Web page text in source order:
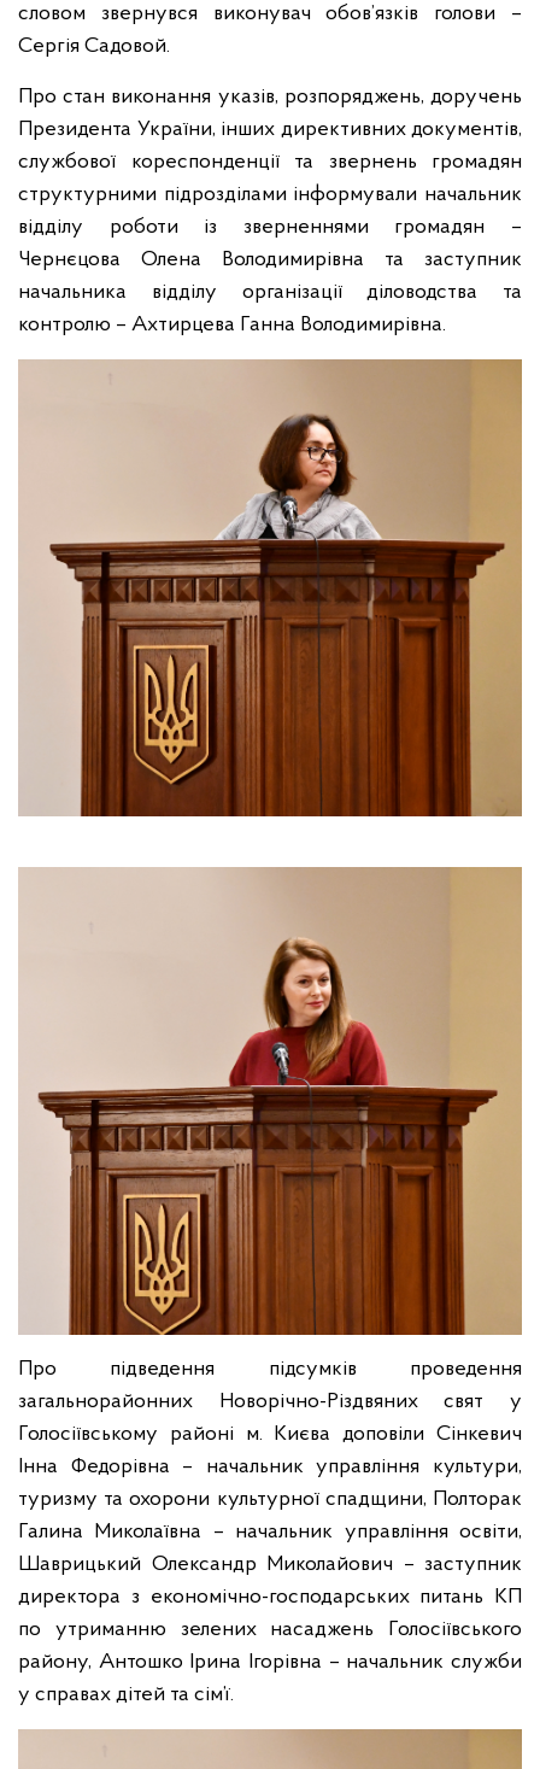
словом звернувся виконувач обов’язків голови –
Сергія Садовой.
Про стан виконання указів, розпоряджень, доручень
Президента України, інших директивних документів,
службової кореспонденції та звернень громадян
структурними підрозділами інформували начальник
відділу роботи із зверненнями громадян –
Чернєцова Олена Володимирівна та заступник
начальника відділу організації діловодства та
контролю – Ахтирцева Ганна Володимирівна.
Про підведення підсумків проведення
загальнорайонних Новорічно-Різдвяних свят у
Голосіївському районі м. Києва доповіли Сінкевич
Інна Федорівна – начальник управління культури,
туризму та охорони культурної спадщини, Полторак
Галина Миколаївна – начальник управління освіти,
Шаврицький Олександр Миколайович – заступник
директора з економічно-господарських питань КП
по утриманню зелених насаджень Голосіївського
району, Антошко Ірина Ігорівна – начальник служби
у справах дітей та сім’ї.